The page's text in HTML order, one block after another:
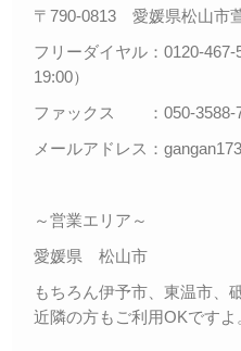
〒790-0813 愛媛県松山市
フリーダイヤル：0120-
19:00）
ファックス ：050-3588-
メールアドレス：
～営業エリア～
愛媛県 松山市
もちろん伊予市、東温市、
近隣の方もご利用OKですよ